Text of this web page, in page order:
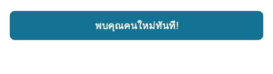
พบคุณคนใหม่ทันที!